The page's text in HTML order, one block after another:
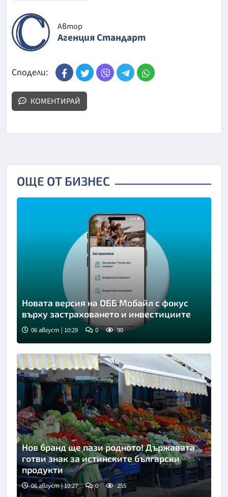
Автор
Агенция Стандарт
Сподели:
КОМЕНТИРАЙ
ОЩЕ ОТ БИЗНЕС
Новата версия на ОББ Мобайл с фокус
върху застраховането и инвестициите
06 август | 10:29 0 90
Нов бранд ще пази родното! Държавата
готви знак за истинските български
продукти
06 август | 10:27 0 255